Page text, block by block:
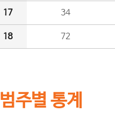
17 34
18 72
범주별 통계